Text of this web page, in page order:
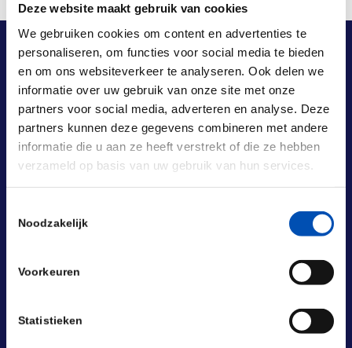
Deze website maakt gebruik van cookies
We gebruiken cookies om content en advertenties te
personaliseren, om functies voor social media te bieden
en om ons websiteverkeer te analyseren. Ook delen we
informatie over uw gebruik van onze site met onze
partners voor social media, adverteren en analyse. Deze
partners kunnen deze gegevens combineren met andere
informatie die u aan ze heeft verstrekt of die ze hebben
verzameld op basis van uw gebruik van hun services.
Noodzakelijk
Voorkeuren
Statistieken